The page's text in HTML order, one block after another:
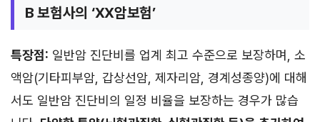
B 보험사의 ‘XX암보험’
특장점: 일반암 진단비를 업계 최고 수준으로 보장하며, 소
액암(기타피부암, 갑상선암, 제자리암, 경계성종양)에 대해
서도 일반암 진단비의 일정 비율을 보장하는 경우가 많습